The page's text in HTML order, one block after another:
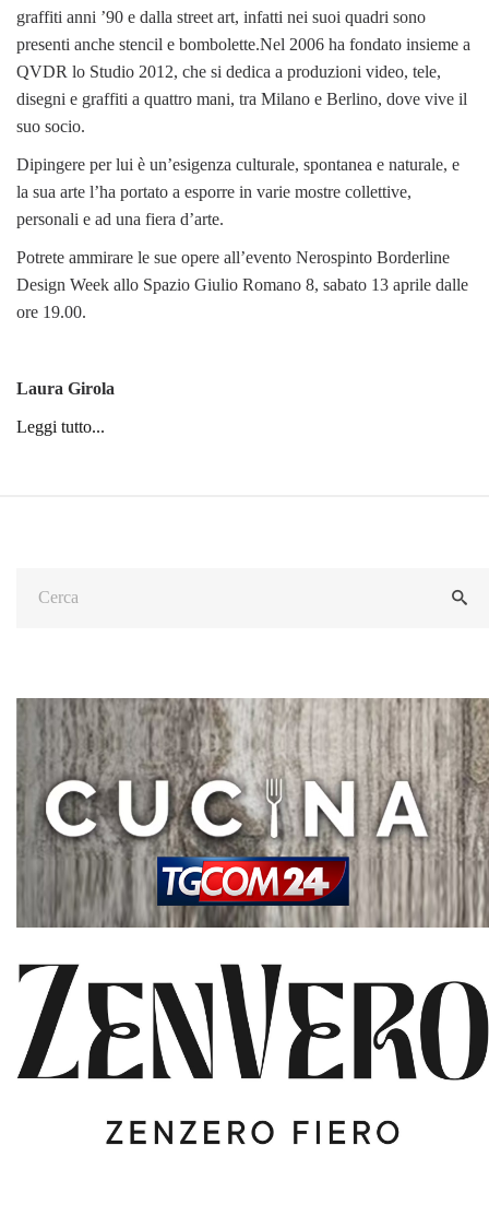
graffiti anni ’90 e dalla street art, infatti nei suoi quadri sono
presenti anche stencil e bombolette.Nel 2006 ha fondato insieme a
QVDR lo Studio 2012, che si dedica a produzioni video, tele,
disegni e graffiti a quattro mani, tra Milano e Berlino, dove vive il
suo socio.
Dipingere per lui è un’esigenza culturale, spontanea e naturale, e
la sua arte l’ha portato a esporre in varie mostre collettive,
personali e ad una fiera d’arte.
Potrete ammirare le sue opere all’evento Nerospinto Borderline
Design Week allo Spazio Giulio Romano 8, sabato 13 aprile dalle
ore 19.00.
Laura Girola
Leggi tutto...